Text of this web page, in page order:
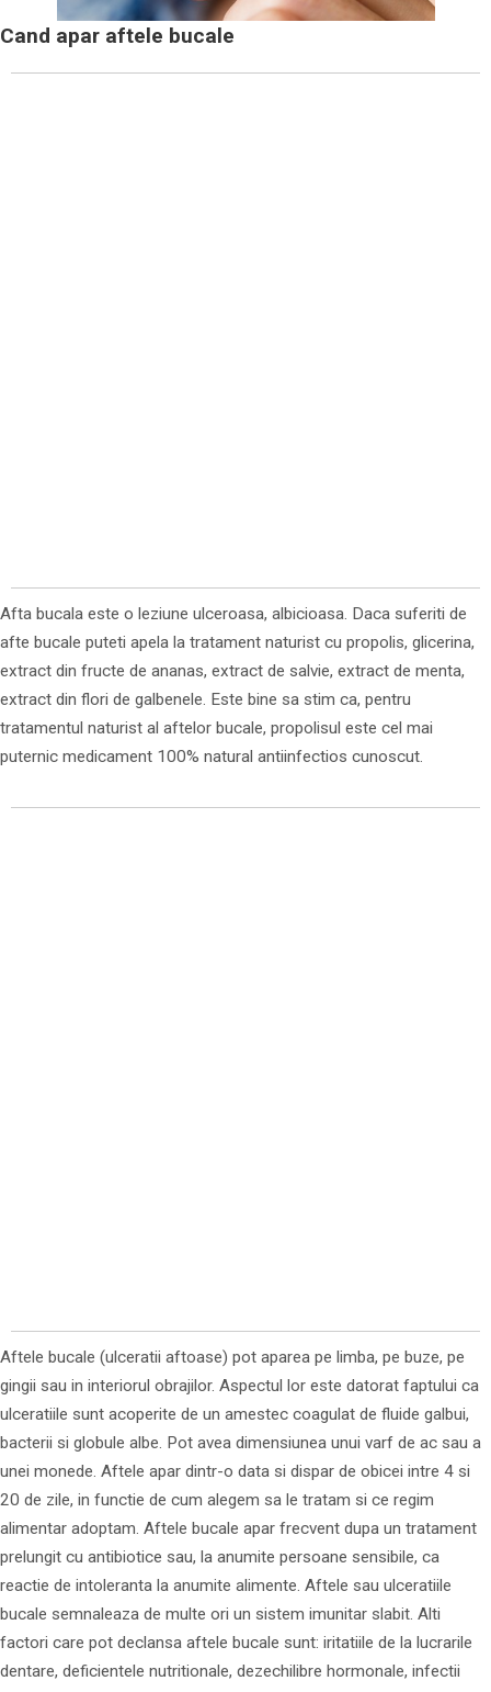
Cand apar aftele bucale
Afta bucala este o leziune ulceroasa, albicioasa. Daca suferiti de
afte bucale puteti apela la tratament naturist cu propolis, glicerina,
extract din fructe de ananas, extract de salvie, extract de menta,
extract din flori de galbenele. Este bine sa stim ca, pentru
tratamentul naturist al aftelor bucale, propolisul este cel mai
puternic medicament 100% natural antiinfectios cunoscut.
Aftele bucale (ulceratii aftoase) pot aparea pe limba, pe buze, pe
gingii sau in interiorul obrajilor. Aspectul lor este datorat faptului ca
ulceratiile sunt acoperite de un amestec coagulat de fluide galbui,
bacterii si globule albe. Pot avea dimensiunea unui varf de ac sau a
unei monede. Aftele apar dintr-o data si dispar de obicei intre 4 si
20 de zile, in functie de cum alegem sa le tratam si ce regim
alimentar adoptam. Aftele bucale apar frecvent dupa un tratament
prelungit cu antibiotice sau, la anumite persoane sensibile, ca
reactie de intoleranta la anumite alimente. Aftele sau ulceratiile
bucale semnaleaza de multe ori un sistem imunitar slabit. Alti
factori care pot declansa aftele bucale sunt: iritatiile de la lucrarile
dentare, deficientele nutritionale, dezechilibre hormonale, infectii